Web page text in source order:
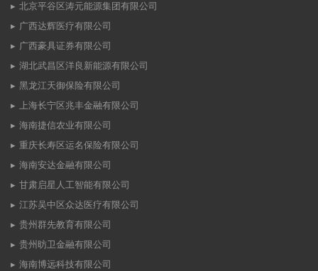
北京平谷区涛元能源集团有限公司
广西达辉医疗有限公司
广西豪具证券有限公司
湖北武昌区洋良新能源有限公司
黑龙江天御保险有限公司
上海长宁区兆丰金融有限公司
海南捷信农业有限公司
重庆长寿区运名保险有限公司
海南安达金融有限公司
甘肃启星人工智能有限公司
江苏吴中区众达医疗有限公司
贵州群先教育有限公司
贵州昉卫金融有限公司
海南博远科技有限公司